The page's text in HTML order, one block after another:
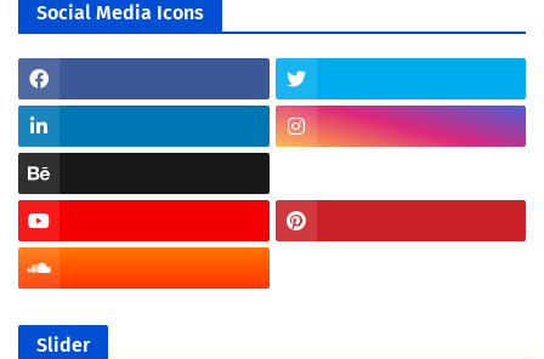
Social Media Icons
Slider